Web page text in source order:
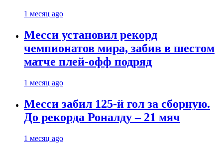
1 месяц ago
Месси установил рекорд
чемпионатов мира, забив в шестом
матче плей‑офф подряд
1 месяц ago
Месси забил 125-й гол за сборную.
До рекорда Роналду – 21 мяч
1 месяц ago